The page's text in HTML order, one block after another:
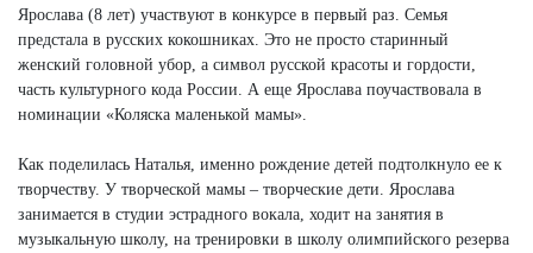
Ярослава (8 лет) участвуют в конкурсе в первый раз. Семья
предстала в русских кокошниках. Это не просто старинный
женский головной убор, а символ русской красоты и гордости,
часть культурного кода России. А еще Ярослава поучаствовала в
номинации «Коляска маленькой мамы».
Как поделилась Наталья, именно рождение детей подтолкнуло ее к
творчеству. У творческой мамы – творческие дети. Ярослава
занимается в студии эстрадного вокала, ходит на занятия в
музыкальную школу, на тренировки в школу олимпийского резерва